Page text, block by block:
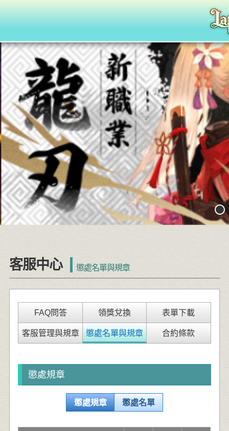
客服中心 懲處名單與規章
FAQ問答 領獎兌換 表單下載
客服管理與規章 懲處名單與規章 合約條款
懲處規章
懲處規章 懲處名單